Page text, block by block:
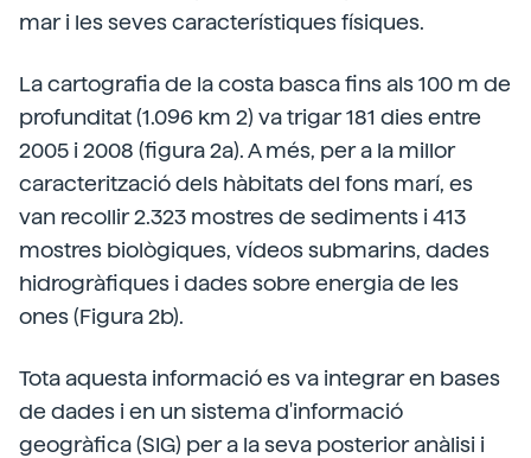
mar i les seves característiques físiques.
La cartografia de la costa basca fins als 100 m de
profunditat (1.096 km 2) va trigar 181 dies entre
2005 i 2008 (figura 2a). A més, per a la millor
caracterització dels hàbitats del fons marí, es
van recollir 2.323 mostres de sediments i 413
mostres biològiques, vídeos submarins, dades
hidrogràfiques i dades sobre energia de les
ones (Figura 2b).
Tota aquesta informació es va integrar en bases
de dades i en un sistema d'informació
geogràfica (SIG) per a la seva posterior anàlisi i